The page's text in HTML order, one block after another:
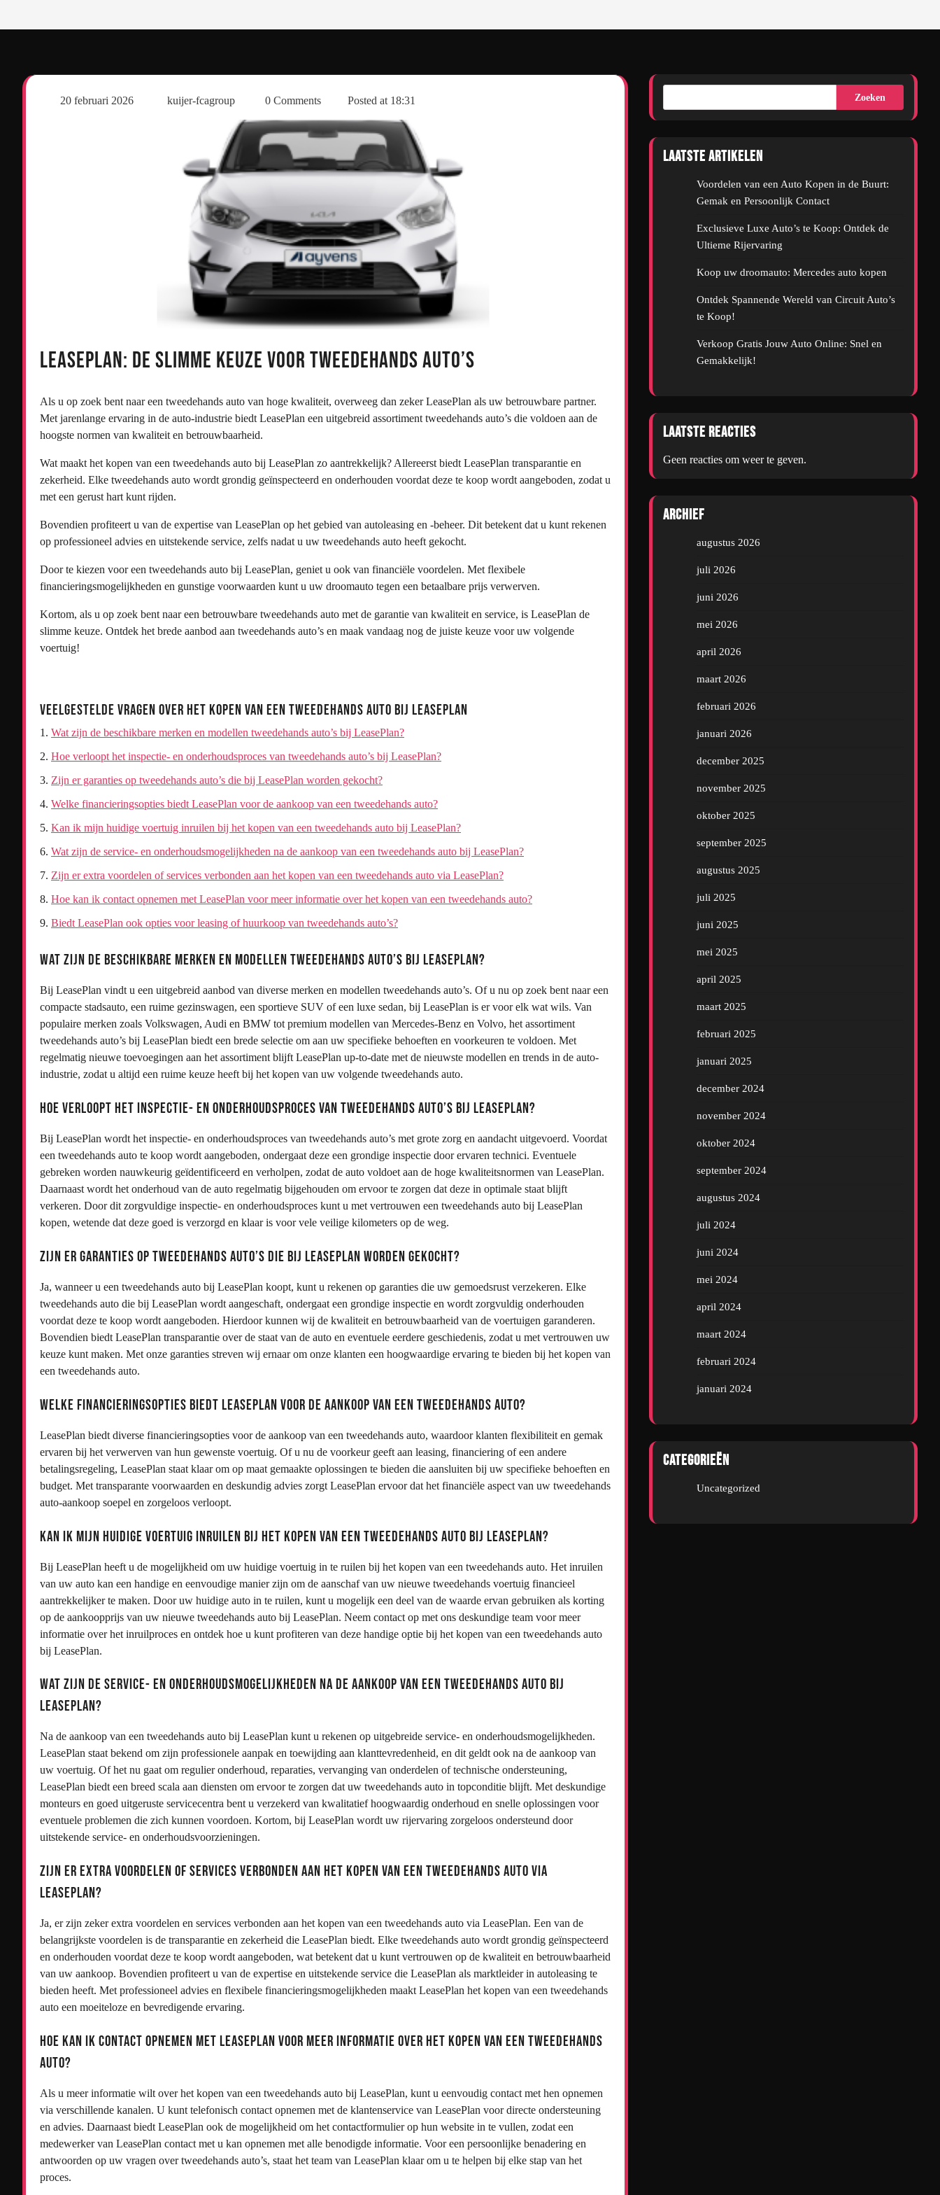
20 februari 2026 kuijer-fcagroup 0 Comments Posted at 18:31
LeasePlan: De Slimme Keuze voor Tweedehands Auto’s
Als u op zoek bent naar een tweedehands auto van hoge kwaliteit, overweeg dan zeker LeasePlan als uw betrouwbare partner.
Met jarenlange ervaring in de auto-industrie biedt LeasePlan een uitgebreid assortiment tweedehands auto’s die voldoen aan de
hoogste normen van kwaliteit en betrouwbaarheid.
Wat maakt het kopen van een tweedehands auto bij LeasePlan zo aantrekkelijk? Allereerst biedt LeasePlan transparantie en
zekerheid. Elke tweedehands auto wordt grondig geïnspecteerd en onderhouden voordat deze te koop wordt aangeboden, zodat u
met een gerust hart kunt rijden.
Bovendien profiteert u van de expertise van LeasePlan op het gebied van autoleasing en -beheer. Dit betekent dat u kunt rekenen
op professioneel advies en uitstekende service, zelfs nadat u uw tweedehands auto heeft gekocht.
Door te kiezen voor een tweedehands auto bij LeasePlan, geniet u ook van financiële voordelen. Met flexibele
financieringsmogelijkheden en gunstige voorwaarden kunt u uw droomauto tegen een betaalbare prijs verwerven.
Kortom, als u op zoek bent naar een betrouwbare tweedehands auto met de garantie van kwaliteit en service, is LeasePlan de
slimme keuze. Ontdek het brede aanbod aan tweedehands auto’s en maak vandaag nog de juiste keuze voor uw volgende
voertuig!
Veelgestelde Vragen over het Kopen van een Tweedehands Auto bij LeasePlan
Wat zijn de beschikbare merken en modellen tweedehands auto’s bij LeasePlan?
Hoe verloopt het inspectie- en onderhoudsproces van tweedehands auto’s bij LeasePlan?
Zijn er garanties op tweedehands auto’s die bij LeasePlan worden gekocht?
Welke financieringsopties biedt LeasePlan voor de aankoop van een tweedehands auto?
Kan ik mijn huidige voertuig inruilen bij het kopen van een tweedehands auto bij LeasePlan?
Wat zijn de service- en onderhoudsmogelijkheden na de aankoop van een tweedehands auto bij LeasePlan?
Zijn er extra voordelen of services verbonden aan het kopen van een tweedehands auto via LeasePlan?
Hoe kan ik contact opnemen met LeasePlan voor meer informatie over het kopen van een tweedehands auto?
Biedt LeasePlan ook opties voor leasing of huurkoop van tweedehands auto’s?
Wat zijn de beschikbare merken en modellen tweedehands auto’s bij LeasePlan?
Bij LeasePlan vindt u een uitgebreid aanbod van diverse merken en modellen tweedehands auto’s. Of u nu op zoek bent naar een
compacte stadsauto, een ruime gezinswagen, een sportieve SUV of een luxe sedan, bij LeasePlan is er voor elk wat wils. Van
populaire merken zoals Volkswagen, Audi en BMW tot premium modellen van Mercedes-Benz en Volvo, het assortiment
tweedehands auto’s bij LeasePlan biedt een brede selectie om aan uw specifieke behoeften en voorkeuren te voldoen. Met
regelmatig nieuwe toevoegingen aan het assortiment blijft LeasePlan up-to-date met de nieuwste modellen en trends in de auto-
industrie, zodat u altijd een ruime keuze heeft bij het kopen van uw volgende tweedehands auto.
Hoe verloopt het inspectie- en onderhoudsproces van tweedehands auto’s bij LeasePlan?
Bij LeasePlan wordt het inspectie- en onderhoudsproces van tweedehands auto’s met grote zorg en aandacht uitgevoerd. Voordat
een tweedehands auto te koop wordt aangeboden, ondergaat deze een grondige inspectie door ervaren technici. Eventuele
gebreken worden nauwkeurig geïdentificeerd en verholpen, zodat de auto voldoet aan de hoge kwaliteitsnormen van LeasePlan.
Daarnaast wordt het onderhoud van de auto regelmatig bijgehouden om ervoor te zorgen dat deze in optimale staat blijft
verkeren. Door dit zorgvuldige inspectie- en onderhoudsproces kunt u met vertrouwen een tweedehands auto bij LeasePlan
kopen, wetende dat deze goed is verzorgd en klaar is voor vele veilige kilometers op de weg.
Zijn er garanties op tweedehands auto’s die bij LeasePlan worden gekocht?
Ja, wanneer u een tweedehands auto bij LeasePlan koopt, kunt u rekenen op garanties die uw gemoedsrust verzekeren. Elke
tweedehands auto die bij LeasePlan wordt aangeschaft, ondergaat een grondige inspectie en wordt zorgvuldig onderhouden
voordat deze te koop wordt aangeboden. Hierdoor kunnen wij de kwaliteit en betrouwbaarheid van de voertuigen garanderen.
Bovendien biedt LeasePlan transparantie over de staat van de auto en eventuele eerdere geschiedenis, zodat u met vertrouwen uw
keuze kunt maken. Met onze garanties streven wij ernaar om onze klanten een hoogwaardige ervaring te bieden bij het kopen van
een tweedehands auto.
Welke financieringsopties biedt LeasePlan voor de aankoop van een tweedehands auto?
LeasePlan biedt diverse financieringsopties voor de aankoop van een tweedehands auto, waardoor klanten flexibiliteit en gemak
ervaren bij het verwerven van hun gewenste voertuig. Of u nu de voorkeur geeft aan leasing, financiering of een andere
betalingsregeling, LeasePlan staat klaar om op maat gemaakte oplossingen te bieden die aansluiten bij uw specifieke behoeften en
budget. Met transparante voorwaarden en deskundig advies zorgt LeasePlan ervoor dat het financiële aspect van uw tweedehands
auto-aankoop soepel en zorgeloos verloopt.
Kan ik mijn huidige voertuig inruilen bij het kopen van een tweedehands auto bij LeasePlan?
Bij LeasePlan heeft u de mogelijkheid om uw huidige voertuig in te ruilen bij het kopen van een tweedehands auto. Het inruilen
van uw auto kan een handige en eenvoudige manier zijn om de aanschaf van uw nieuwe tweedehands voertuig financieel
aantrekkelijker te maken. Door uw huidige auto in te ruilen, kunt u mogelijk een deel van de waarde ervan gebruiken als korting
op de aankoopprijs van uw nieuwe tweedehands auto bij LeasePlan. Neem contact op met ons deskundige team voor meer
informatie over het inruilproces en ontdek hoe u kunt profiteren van deze handige optie bij het kopen van een tweedehands auto
bij LeasePlan.
Wat zijn de service- en onderhoudsmogelijkheden na de aankoop van een tweedehands auto bij
LeasePlan?
Na de aankoop van een tweedehands auto bij LeasePlan kunt u rekenen op uitgebreide service- en onderhoudsmogelijkheden.
LeasePlan staat bekend om zijn professionele aanpak en toewijding aan klanttevredenheid, en dit geldt ook na de aankoop van
uw voertuig. Of het nu gaat om regulier onderhoud, reparaties, vervanging van onderdelen of technische ondersteuning,
LeasePlan biedt een breed scala aan diensten om ervoor te zorgen dat uw tweedehands auto in topconditie blijft. Met deskundige
monteurs en goed uitgeruste servicecentra bent u verzekerd van kwalitatief hoogwaardig onderhoud en snelle oplossingen voor
eventuele problemen die zich kunnen voordoen. Kortom, bij LeasePlan wordt uw rijervaring zorgeloos ondersteund door
uitstekende service- en onderhoudsvoorzieningen.
Zijn er extra voordelen of services verbonden aan het kopen van een tweedehands auto via
LeasePlan?
Ja, er zijn zeker extra voordelen en services verbonden aan het kopen van een tweedehands auto via LeasePlan. Een van de
belangrijkste voordelen is de transparantie en zekerheid die LeasePlan biedt. Elke tweedehands auto wordt grondig geïnspecteerd
en onderhouden voordat deze te koop wordt aangeboden, wat betekent dat u kunt vertrouwen op de kwaliteit en betrouwbaarheid
van uw aankoop. Bovendien profiteert u van de expertise en uitstekende service die LeasePlan als marktleider in autoleasing te
bieden heeft. Met professioneel advies en flexibele financieringsmogelijkheden maakt LeasePlan het kopen van een tweedehands
auto een moeiteloze en bevredigende ervaring.
Hoe kan ik contact opnemen met LeasePlan voor meer informatie over het kopen van een tweedehands
auto?
Als u meer informatie wilt over het kopen van een tweedehands auto bij LeasePlan, kunt u eenvoudig contact met hen opnemen
via verschillende kanalen. U kunt telefonisch contact opnemen met de klantenservice van LeasePlan voor directe ondersteuning
en advies. Daarnaast biedt LeasePlan ook de mogelijkheid om het contactformulier op hun website in te vullen, zodat een
medewerker van LeasePlan contact met u kan opnemen met alle benodigde informatie. Voor een persoonlijke benadering en
antwoorden op uw vragen over tweedehands auto’s, staat het team van LeasePlan klaar om u te helpen bij elke stap van het
proces.
Zoeken
Laatste artikelen
Voordelen van een Auto Kopen in de Buurt:
Gemak en Persoonlijk Contact
Exclusieve Luxe Auto’s te Koop: Ontdek de
Ultieme Rijervaring
Koop uw droomauto: Mercedes auto kopen
Ontdek Spannende Wereld van Circuit Auto’s
te Koop!
Verkoop Gratis Jouw Auto Online: Snel en
Gemakkelijk!
Laatste reacties
Geen reacties om weer te geven.
Archief
augustus 2026
juli 2026
juni 2026
mei 2026
april 2026
maart 2026
februari 2026
januari 2026
december 2025
november 2025
oktober 2025
september 2025
augustus 2025
juli 2025
juni 2025
mei 2025
april 2025
maart 2025
februari 2025
januari 2025
december 2024
november 2024
oktober 2024
september 2024
augustus 2024
juli 2024
juni 2024
mei 2024
april 2024
maart 2024
februari 2024
januari 2024
Categorieën
Uncategorized